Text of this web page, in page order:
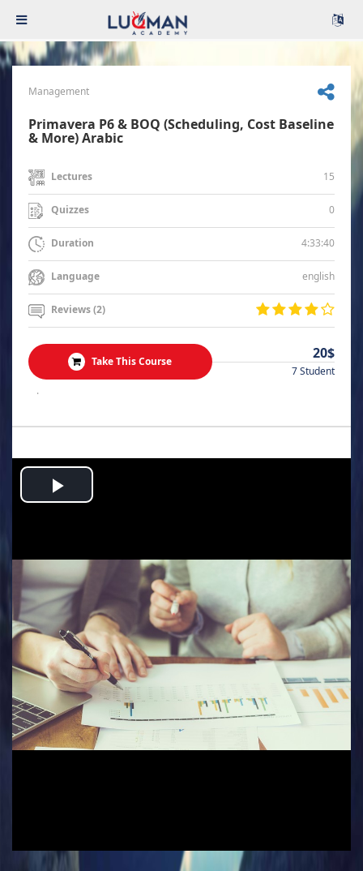
Management
Primavera P6 & BOQ (Scheduling, Cost Baseline
& More) Arabic
Lectures 15
Quizzes 0
Duration 4:33:40
Language english
Reviews (2)
Take This Course 20$
7 Student
.
Play